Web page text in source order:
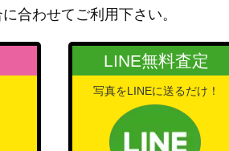
ンダイ
二つの伝説）
合わせてご利用下さい。
LINE無料査定
写真をLINEに送るだけ！